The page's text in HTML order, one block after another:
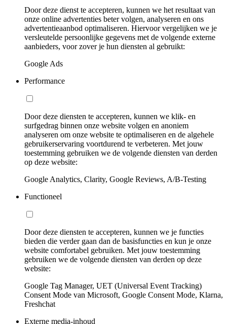
Door deze dienst te accepteren, kunnen we het resultaat van
onze online advertenties beter volgen, analyseren en ons
advertentieaanbod optimaliseren. Hiervoor vergelijken we je
versleutelde persoonlijke gegevens met de volgende externe
aanbieders, voor zover je hun diensten al gebruikt:
Google Ads
Performance
Door deze diensten te accepteren, kunnen we klik- en
surfgedrag binnen onze website volgen en anoniem
analyseren om onze website te optimaliseren en de algehele
gebruikerservaring voortdurend te verbeteren. Met jouw
toestemming gebruiken we de volgende diensten van derden
op deze website:
Google Analytics, Clarity, Google Reviews, A/B-Testing
Functioneel
Door deze diensten te accepteren, kunnen we je functies
bieden die verder gaan dan de basisfuncties en kun je onze
website comfortabel gebruiken. Met jouw toestemming
gebruiken we de volgende diensten van derden op deze
website:
Google Tag Manager, UET (Universal Event Tracking)
Consent Mode van Microsoft, Google Consent Mode, Klarna,
Freshchat
Externe media-inhoud